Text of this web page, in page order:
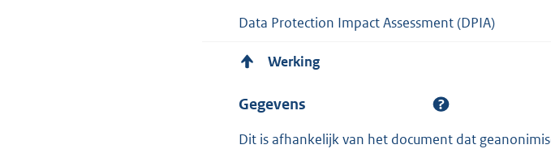
Data Protection Impact Assessment (DPIA)
Werking
Gegevens
Dit is afhankelijk van het document dat